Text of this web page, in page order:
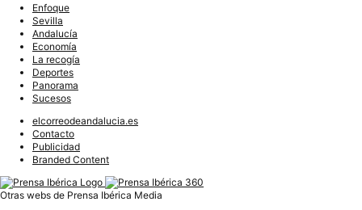
Enfoque
Sevilla
Andalucía
Economía
La recogía
Deportes
Panorama
Sucesos
elcorreodeandalucia.es
Contacto
Publicidad
Branded Content
Otras webs de Prensa Ibérica Media